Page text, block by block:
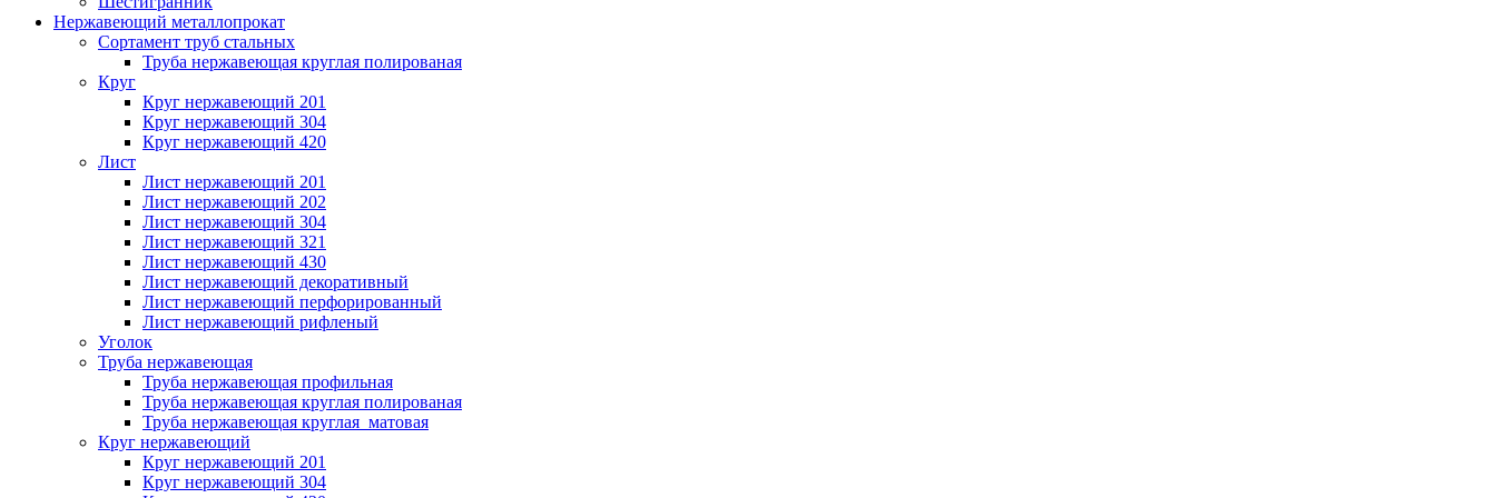
Нержавеющий металлопрокат
Сортамент труб стальных
Труба нержавеющая круглая полированая
Круг
Круг нержавеющий 201
Круг нержавеющий 304
Круг нержавеющий 420
Лист
Лист нержавеющий 201
Лист нержавеющий 202
Лист нержавеющий 304
Лист нержавеющий 321
Лист нержавеющий 430
Лист нержавеющий декоративный
Лист нержавеющий перфорированный
Лист нержавеющий рифленый
Уголок
Труба нержавеющая
Труба нержавеющая профильная
Труба нержавеющая круглая полированая
Труба нержавеющая круглая матовая
Круг нержавеющий
Круг нержавеющий 201
Круг нержавеющий 304